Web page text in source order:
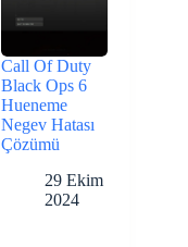
Call Of Duty
Black Ops 6
Hueneme
Negev Hatası
Çözümü
29 Ekim
2024